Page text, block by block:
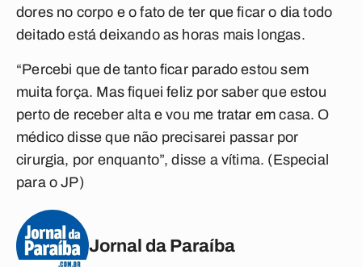
dores no corpo e o fato de ter que ficar o dia todo
deitado está deixando as horas mais longas.
“Percebi que de tanto ficar parado estou sem
muita força. Mas fiquei feliz por saber que estou
perto de receber alta e vou me tratar em casa. O
médico disse que não precisarei passar por
cirurgia, por enquanto”, disse a vítima. (Especial
para o JP)
Jornal da Paraíba